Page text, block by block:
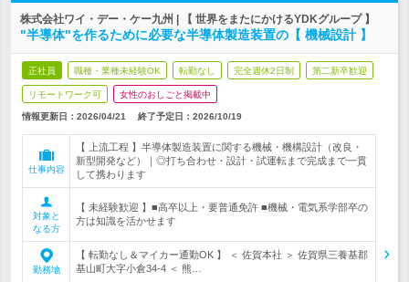
株式会社ワイ・デー・ケー九州 | 【 世界をまたにかけるYDKグループ 】
"半導体"を作るために必要な半導体製造装置の【 機械設計 】
正社員 職種・業種未経験OK 転勤なし 完全週休2日制 第二新卒歓迎
リモートワーク可 女性のおしごと掲載中
情報更新日：2026/04/21 終了予定日： 2026/10/19
仕事内容
【 上流工程 】半導体製造装置に関する機械・機構設計（改良・
新型開発など）｜◎打ち合わせ・設計・試運転まで完成まで一貫
して携わります
対象と
なる方
【 未経験歓迎 】■高卒以上・要普通免許 ■機械・電気系学部卒の
方は知識を活かせます
勤務地
【 転勤なし＆マイカー通勤OK 】 ＜ 佐賀本社 ＞ 佐賀県三養基郡
基山町大字小倉34-4 ＜ 熊…